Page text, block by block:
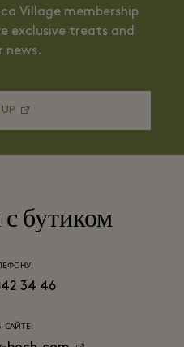
Village membership
exclusive treats and
news.
UP
с бутиком
34 46
САЙТЕ: